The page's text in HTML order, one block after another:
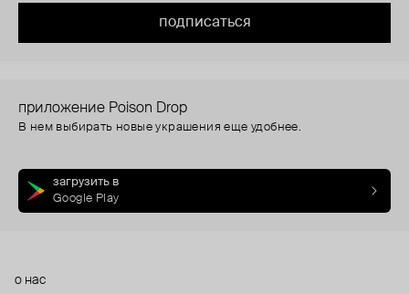
подписаться
приложение Poison Drop
В нем выбирать новые украшения еще удобнее.
загрузить в
Google Play
о нас